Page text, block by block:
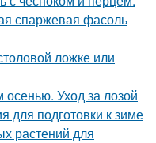
спаржевая фасоль
ложке или
осенью. Уход за лозой
для подготовки к зиме
растений для